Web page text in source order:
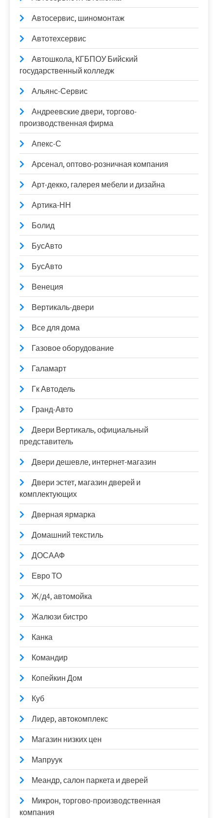
Автосервис, шиномонтаж
Автотехсервис
Автошкола, КГБПОУ Бийский
государственный колледж
Альянс-Сервис
Андреевские двери, торгово-
производственная фирма
Апекс-С
Арсенал, оптово-розничная компания
Арт-декко, галерея мебели и дизайна
Артика-НН
Болид
БусАвто
БусАвто
Венеция
Вертикаль-двери
Все для дома
Газовое оборудование
Галамарт
Гк Автодель
Гранд-Авто
Двери Вертикаль, официальный
представитель
Двери дешевле, интернет-магазин
Двери эстет, магазин дверей и
комплектующих
Дверная ярмарка
Домашний текстиль
ДОСААФ
Евро ТО
Ж/д4, автомойка
Жалюзи бистро
Канка
Командир
Копейкин Дом
Куб
Лидер, автокомплекс
Магазин низких цен
Мапруук
Меандр, салон паркета и дверей
Микрон, торгово-производственная
компания